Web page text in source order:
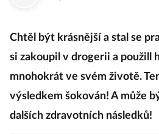
Chtěl být krásnější a stal se
si zakoupil v drogerii a použill
mnohokrát ve svém životě.
výsledkem šokován! A může
dalších zdravotních následků!